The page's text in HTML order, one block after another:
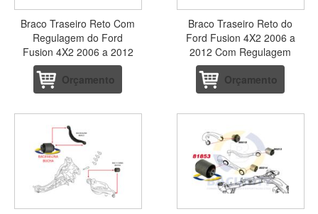
Braco Traseiro Reto Com
Regulagem do Ford
Fusion 4X2 2006 a 2012
Orçamento
Braco Traseiro Reto do
Ford Fusion 4X2 2006 a
2012 Com Regulagem
Orçamento